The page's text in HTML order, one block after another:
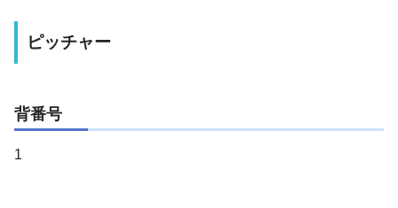
ピッチャー
背番号
1